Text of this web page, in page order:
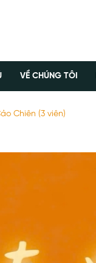
VỀ CHÚNG TÔI
Chiên (3 viên)